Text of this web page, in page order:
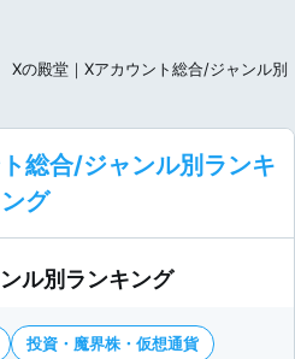
殿堂｜Xアカウント総合/ジャンル別
総合/ジャンル別ランキ
ング
ル別ランキング
投資・魔界株・仮想通貨